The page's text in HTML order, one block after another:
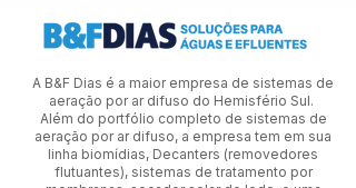
A B&F Dias é a maior empresa de sistemas de
aeração por ar difuso do Hemisfério Sul.
Além do portfólio completo de sistemas de
aeração por ar difuso, a empresa tem em sua
linha biomídias, Decanters (removedores
flutuantes), sistemas de tratamento por